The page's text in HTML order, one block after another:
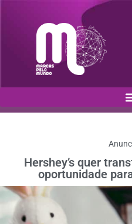
Hershey’s quer
oportunidade